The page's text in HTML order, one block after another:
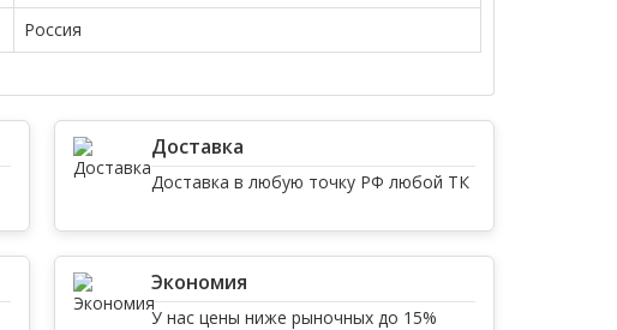
Россия
Доставка
Доставка в любую точку РФ любой ТК
Экономия
У нас цены ниже рыночных до 15%